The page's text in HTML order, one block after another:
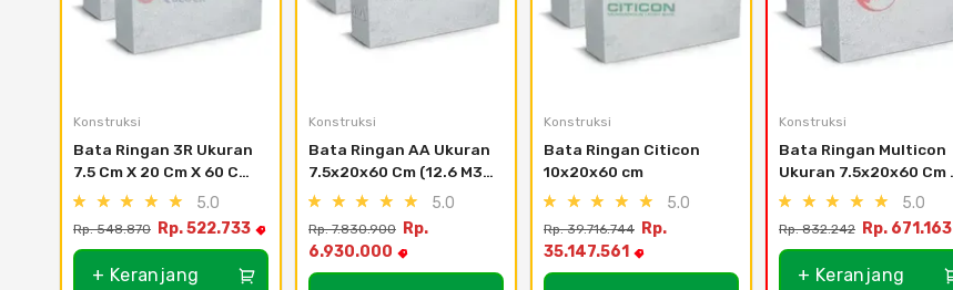
Konstruksi
Bata Ringan 3R Ukuran
7.5 Cm X 20 Cm X 60 Cm
(14.4 M3)
5.0
Rp. 548.870 Rp. 522.733
+ Keranjang
Konstruksi
Bata Ringan AA Ukuran
7.5x20x60 Cm (12.6 M3)
- Area Kota Tangerang
5.0
Rp. 7.830.900
Rp.
6.930.000
Konstruksi
Bata Ringan Citicon
10x20x60 cm
5.0
Rp. 39.716.744
Rp.
35.147.561
Konstruksi
Bata Ringan Multicon
Ukuran 7.5x20x60 Cm
(12.6 M3) - Bogor5.0
Rp. 832.242 Rp. 671.163
+ Keranjang